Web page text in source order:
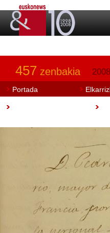
457 zenbakia
Portada